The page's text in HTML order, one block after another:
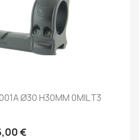
Ø30 H30MM 0MIL T3
€